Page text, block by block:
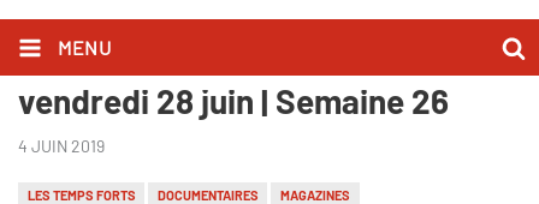
MENU
Les Temps Forts du samedi 22 au
vendredi 28 juin | Semaine 26
4 JUIN 2019
LES TEMPS FORTS DOCUMENTAIRES MAGAZINES